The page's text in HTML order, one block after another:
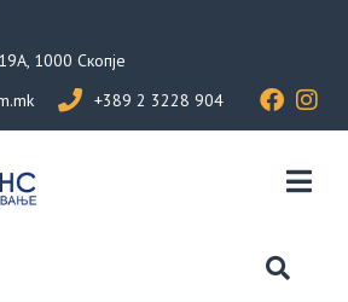
1000 Скопје
+389 2 3228 904